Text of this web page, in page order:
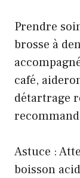
Prendre
brosse à
café,
détartrage
Astuce :
boisson